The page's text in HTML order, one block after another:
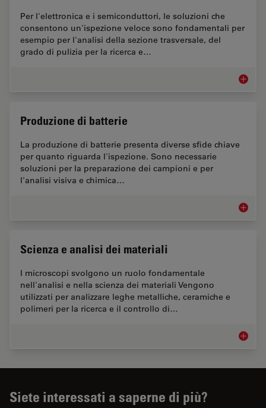
Per l'elettronica e i semiconduttori, le soluzioni che
consentono un'ispezione veloce sono fondamentali per
esempio per l'analisi della sezione trasversale, del
grado di pulizia per la ricerca e…
Produzione di batterie
La produzione di batterie presenta diverse sfide chiave
per quanto riguarda l'ispezione. Sono necessarie
soluzioni per la preparazione dei campioni e per
l'analisi visiva e chimica…
Scienza e analisi dei materiali
I microscopi svolgono un ruolo fondamentale
nell'analisi e nella scienza dei materiali Vengono
utilizzati per analizzare leghe metalliche, ceramiche e
polimeri per la ricerca e il controllo di…
Siete interessati a saperne di più?